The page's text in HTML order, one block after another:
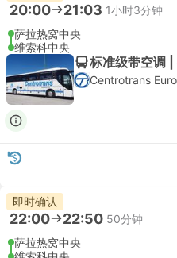
20:00 21:03 1小时3分钟
萨拉热窝中央
维索科中央
标准级带空调 |
Centrotrans
即时确认
22:00 22:50 50分钟
萨拉热窝中央